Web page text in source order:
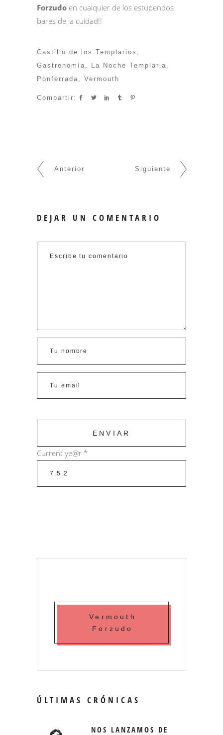
Forzudo en cualquier de los estupendos
bares de la cuidad!!
Castillo de los Templarios ,
Gastronomía, La Noche Templaria,
Ponferrada, Vermouth
Compartir:
Anterior Siguiente
DEJAR UN COMENTARIO
Current ye@r *
Vermouth
Forzudo
ÚLTIMAS CRÓNICAS
NOS LANZAMOS DE